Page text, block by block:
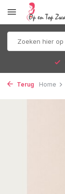
Terug Home